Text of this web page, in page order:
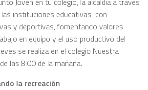
las instituciones educativas con
y deportivas, fomentando valores
en equipo y el uso productivo del
se realiza en el colegio Nuestra
las 8:00 de la mañana.
la recreación